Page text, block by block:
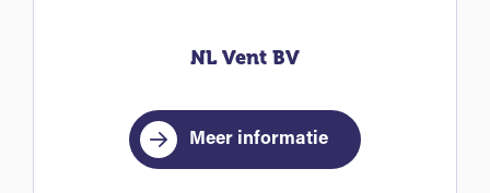
NL Vent BV
Meer informatie